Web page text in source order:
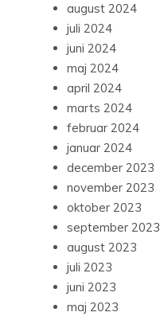
august 2024
juli 2024
juni 2024
maj 2024
april 2024
marts 2024
februar 2024
januar 2024
december 2023
november 2023
oktober 2023
september 2023
august 2023
juli 2023
juni 2023
maj 2023